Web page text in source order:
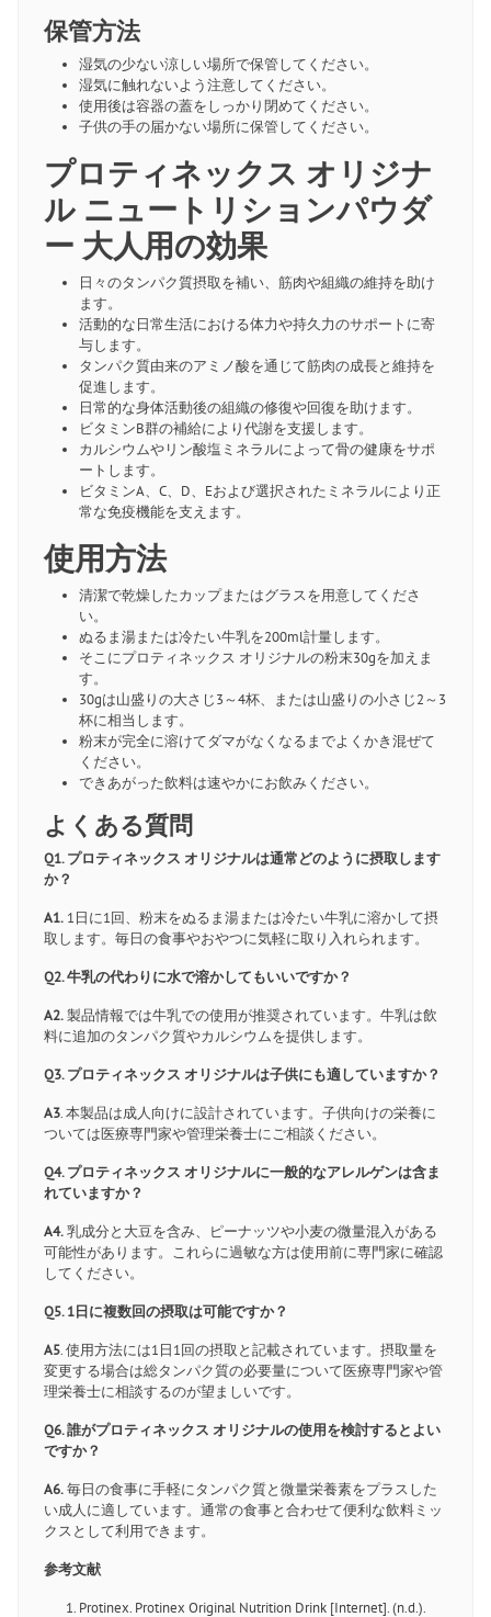
保管方法
湿気の少ない涼しい場所で保管してください。
湿気に触れないよう注意してください。
使用後は容器の蓋をしっかり閉めてください。
子供の手の届かない場所に保管してください。
プロティネックス オリジナ
ル ニュートリションパウダ
ー 大人用の効果
日々のタンパク質摂取を補い、筋肉や組織の維持を助け
ます。
活動的な日常生活における体力や持久力のサポートに寄
与します。
タンパク質由来のアミノ酸を通じて筋肉の成長と維持を
促進します。
日常的な身体活動後の組織の修復や回復を助けます。
ビタミンB群の補給により代謝を支援します。
カルシウムやリン酸塩ミネラルによって骨の健康をサポ
ートします。
ビタミンA、C、D、Eおよび選択されたミネラルにより正
常な免疫機能を支えます。
使用方法
清潔で乾燥したカップまたはグラスを用意してくださ
い。
ぬるま湯または冷たい牛乳を200ml計量します。
そこにプロティネックス オリジナルの粉末30gを加えま
す。
30gは山盛りの大さじ3～4杯、または山盛りの小さじ2～3
杯に相当します。
粉末が完全に溶けてダマがなくなるまでよくかき混ぜて
ください。
できあがった飲料は速やかにお飲みください。
よくある質問
Q1. プロティネックス オリジナルは通常どのように摂取します
か？
A1.1日に1回、粉末をぬるま湯または冷たい牛乳に溶かして摂
取します。毎日の食事やおやつに気軽に取り入れられます。
Q2. 牛乳の代わりに水で溶かしてもいいですか？
A2.製品情報では牛乳での使用が推奨されています。牛乳は飲
料に追加のタンパク質やカルシウムを提供します。
Q3. プロティネックス オリジナルは子供にも適していますか？
A3. 本製品は成人向けに設計されています。子供向けの栄養に
ついては医療専門家や管理栄養士にご相談ください。
Q4. プロティネックス オリジナルに一般的なアレルゲンは含ま
れていますか？
A4.乳成分と大豆を含み、ピーナッツや小麦の微量混入がある
可能性があります。これらに過敏な方は使用前に専門家に確認
してください。
Q5. 1日に複数回の摂取は可能ですか？
A5. 使用方法には1日1回の摂取と記載されています。摂取量を
変更する場合は総タンパク質の必要量について医療専門家や管
理栄養士に相談するのが望ましいです。
Q6. 誰がプロティネックス オリジナルの使用を検討するとよい
ですか？
A6.毎日の食事に手軽にタンパク質と微量栄養素をプラスした
い成人に適しています。通常の食事と合わせて便利な飲料ミッ
クスとして利用できます。
参考文献
Protinex. Protinex Original Nutrition Drink [Internet]. (n.d.).